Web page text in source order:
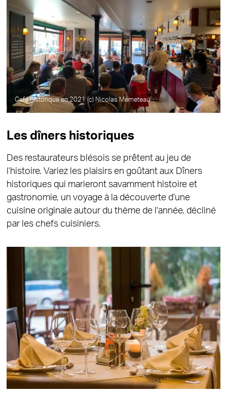
Café historique en 2021 (c) Nicolas Mémeteau
Les dîners historiques
Des restaurateurs blésois se prêtent au jeu de
l’histoire. Variez les plaisirs en goûtant aux Dîners
historiques qui marieront savamment histoire et
gastronomie, un voyage à la découverte d’une
cuisine originale autour du thème de l'année, décliné
par les chefs cuisiniers.